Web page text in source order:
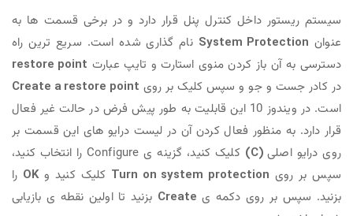
سیستم ریستور داخل کنترل پنل قرار دارد و در برخی قسمت ها به
عنوان System Protection نام گذاری شده است. سریع ترین راه
دسترسی به آن باز کردن منوی استارت و تایپ عبارت restore point
در کادر جست و جو و سپس کلیک بر روی Create a restore point
است. در ویندوز 10 این قابلیت به طور پیش فرض در حالت غیر فعال
قرار دارد. به منظور فعال کردن آن در لیست درایو های این قسمت بر
روی درایو اصلی(C)
کلیک کنید، گزینه ی Configure را انتخاب کنید،
سپس بر روی Turn on system protection کلیک کنید وOK را
بزنید. سپس بر روی دکمه ی Create بزنید تا اولین نقطه ی بازیابی